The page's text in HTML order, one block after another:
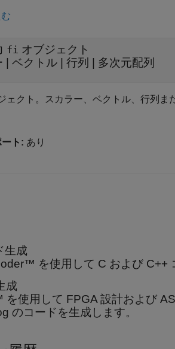
fi オブジェクト
ベクトル 行列 多次元配列
ェクト。スカラー、ベクトル、行列ま
ト: あり
生成
を使用して C および C++
成
使用して FPGA 設計および
のコードを生成します。